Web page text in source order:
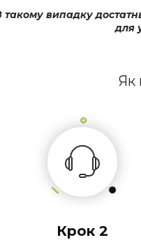
випадку
для
Як
Крок 2